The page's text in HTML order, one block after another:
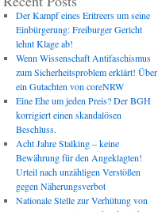
Der Kampf eines Eritreers um seine
Einbürgerung: Freiburger Gericht
lehnt Klage ab!
Wenn Wissenschaft Antifaschismus
zum Sicherheitsproblem erklärt! Über
ein Gutachten von coreNRW
Eine Ehe um jeden Preis? Der BGH
korrigiert einen skandalösen
Beschluss.
Acht Jahre Stalking – keine
Bewährung für den Angeklagten!
Urteil nach unzähligen Verstößen
gegen Näherungsverbot
Nationale Stelle zur Verhütung von